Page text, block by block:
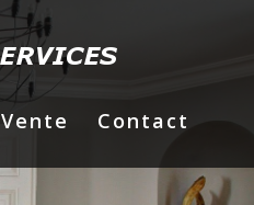
Vente Contact